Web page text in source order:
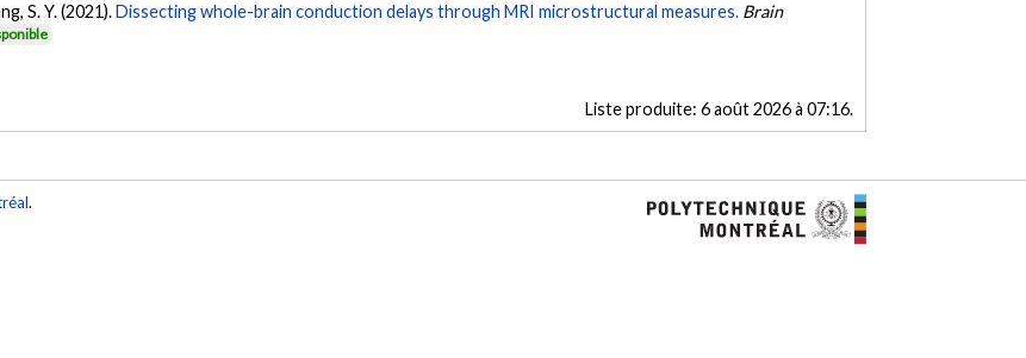
S. Y. (2021).Dissecting whole-brain conduction delays through MRI microstructural measures. Brain
Liste produite: 6 août 2026 à 07:16.
.